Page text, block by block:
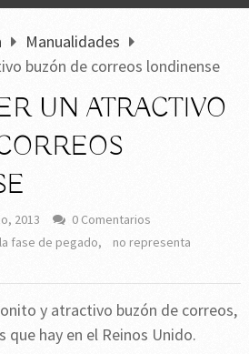
Manualidades
buzón de correos londinense
UN ATRACTIVO
2013
0 Comentarios
fase de pegado,
no representa
y atractivo buzón de correos,
hay en el Reinos Unido.